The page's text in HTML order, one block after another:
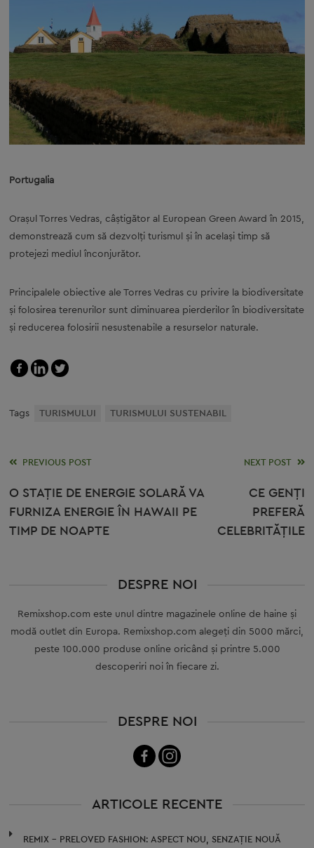
Portugalia
Oraşul Torres Vedras, câştigător al European Green Award în 2015,
demonstrează cum să dezvolţi turismul şi în acelaşi timp să
protejezi mediul înconjurător.
Principalele obiective ale Torres Vedras cu privire la biodiversitate
şi folosirea terenurilor sunt diminuarea pierderilor în biodiversitate
şi reducerea folosirii nesustenabile a resurselor naturale.
Tags TURISMULUI TURISMULUI SUSTENABIL
Read
more
articles
PREVIOUS POST
O STAŢIE DE ENERGIE SOLARĂ VA
FURNIZA ENERGIE ÎN HAWAII PE
TIMP DE NOAPTE
NEXT POST
CE GENŢI
PREFERĂ
CELEBRITĂŢILE
DESPRE NOI
Remixshop.com este unul dintre magazinele online de haine și
modă outlet din Europa. Remixshop.com alegeți din 5000 mărci,
peste 100.000 produse online oricând și printre 5.000
descoperiri noi în fiecare zi.
DESPRE NOI
ARTICOLE RECENTE
REMIX – PRELOVED FASHION: ASPECT NOU, SENZAȚIE NOUĂ